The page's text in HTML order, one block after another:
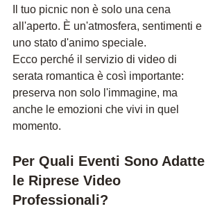
Il tuo picnic non è solo una cena
all'aperto. È un'atmosfera, sentimenti e
uno stato d'animo speciale.
Ecco perché il servizio di video di
serata romantica è così importante:
preserva non solo l'immagine, ma
anche le emozioni che vivi in quel
momento.
Per Quali Eventi Sono Adatte
le Riprese Video
Professionali?